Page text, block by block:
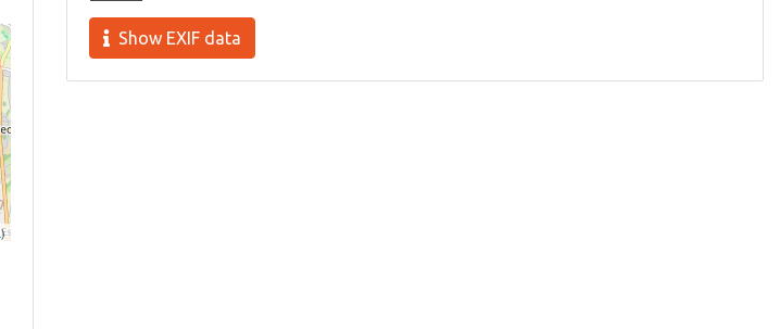
)
Show EXIF data